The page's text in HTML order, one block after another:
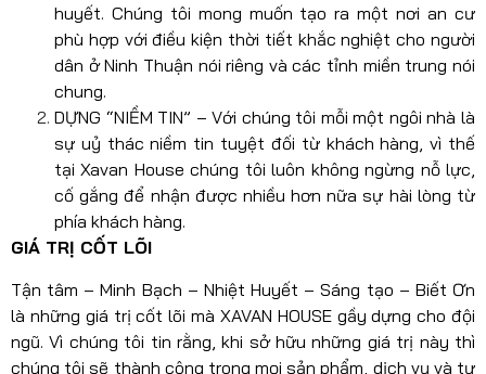
huyết. Chúng tôi mong muốn tạo ra một nơi an cư
phù hợp với điều kiện thời tiết khắc nghiệt cho người
dân ở Ninh Thuận nói riêng và các tỉnh miền trung nói
chung.
DỰNG “NIỀM TIN” – Với chúng tôi mỗi một ngôi nhà là
sự uỷ thác niềm tin tuyệt đối từ khách hàng, vì thế
tại Xavan House chúng tôi luôn không ngừng nỗ lực,
cố gắng để nhận được nhiều hơn nữa sự hài lòng từ
phía khách hàng.
GIÁ TRỊ CỐT LÕI
Tận tâm – Minh Bạch – Nhiệt Huyết – Sáng tạo – Biết Ơn
là những giá trị cốt lõi mà XAVAN HOUSE gầy dựng cho đội
ngũ. Vì chúng tôi tin rằng, khi sở hữu những giá trị này thì
chúng tôi sẽ thành công trong mọi sản phẩm, dịch vụ và tự